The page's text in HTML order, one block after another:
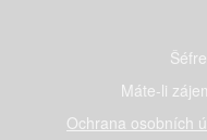
Máte-li
Ochrana osobních